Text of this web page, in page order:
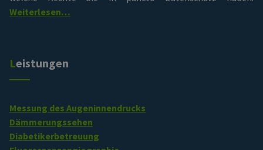
Weiterlesen…
Leistungen
Messung des Augeninnendrucks
Dämmerungssehen
Diabetikerbetreuung